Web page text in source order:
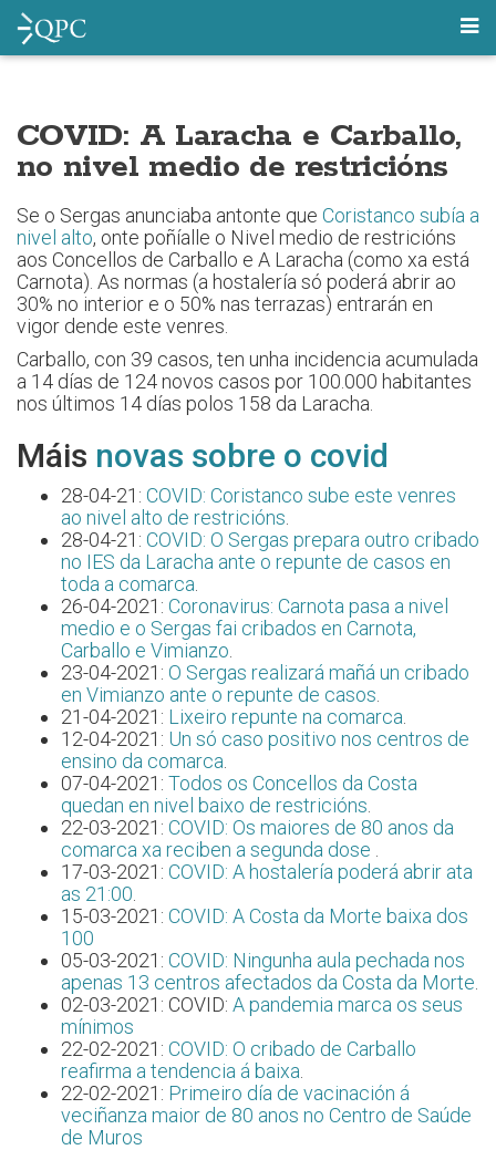
COVID: A Laracha e Carballo,
no nivel medio de restricións
Se o Sergas anunciaba antonte que Coristanco subía a
nivel alto, onte poñíalle o Nivel medio de restricións
aos Concellos de Carballo e A Laracha (como xa está
Carnota). As normas (a hostalería só poderá abrir ao
30% no interior e o 50% nas terrazas) entrarán en
vigor dende este venres.
Carballo, con 39 casos, ten unha incidencia acumulada
a 14 días de 124 novos casos por 100.000 habitantes
nos últimos 14 días polos 158 da Laracha.
Máis novas sobre o covid
28-04-21: COVID: Coristanco sube este venres
ao nivel alto de restricións
28-04-21: COVID: O Sergas prepara outro cribado
no IES da Laracha ante o repunte de casos en
toda a comarca
26-04-2021: Coronavirus: Carnota pasa a nivel
medio e o Sergas fai cribados en Carnota,
Carballo e Vimianzo
23-04-2021: O Sergas realizará mañá un cribado
en Vimianzo ante o repunte de casos
21-04-2021: Lixeiro repunte na comarca
12-04-2021: Un só caso positivo nos centros de
ensino da comarca
07-04-2021: Todos os Concellos da Costa
quedan en nivel baixo de restricións
22-03-2021: COVID: Os maiores de 80 anos da
comarca xa reciben a segunda dose
17-03-2021: COVID: A hostalería poderá abrir ata
as 21:00
15-03-2021: COVID: A Costa da Morte baixa dos
100
05-03-2021: COVID: Ningunha aula pechada nos
apenas 13 centros afectados da Costa da Morte
02-03-2021: COVID: A pandemia marca os seus
mínimos
22-02-2021: COVID: O cribado de Carballo
reafirma a tendencia á baixa
22-02-2021: Primeiro día de vacinación á
veciñanza maior de 80 anos no Centro de Saúde
de Muros